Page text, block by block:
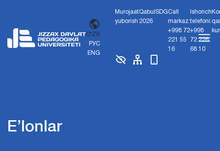
O'ZB
РУС
ENG
Murojaat
yuborish
Qabul
2026
SDGCall
markaz:
+998 72
221 55
16
Ishonch
telefoni:
+998
72 226
68 10
E’lonlar